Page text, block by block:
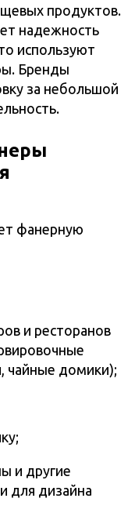
продуктов.
надежность
используют
Бренды
за небольшой
фанерную
и ресторанов
чайные домики);
и другие
для дизайна